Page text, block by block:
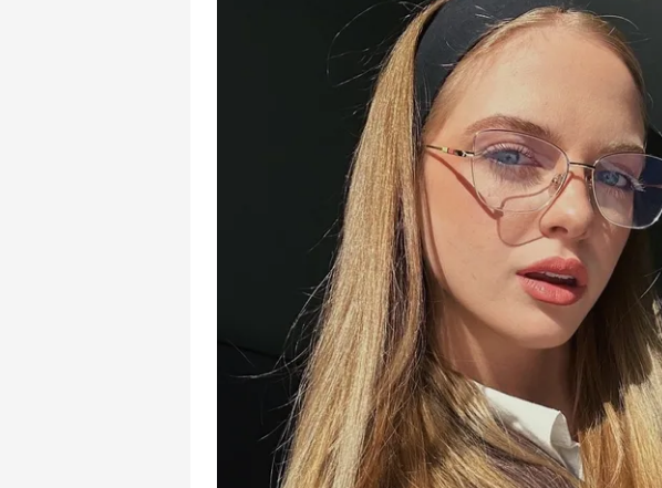
butonuna tıklayabilir,Çerez Bilgilendirme Metnimizi
6698 sayılı Kişisel Verilerin Korunması Kanunu
mevzuata uygun olarak kullanılan çerezlerle ilgili